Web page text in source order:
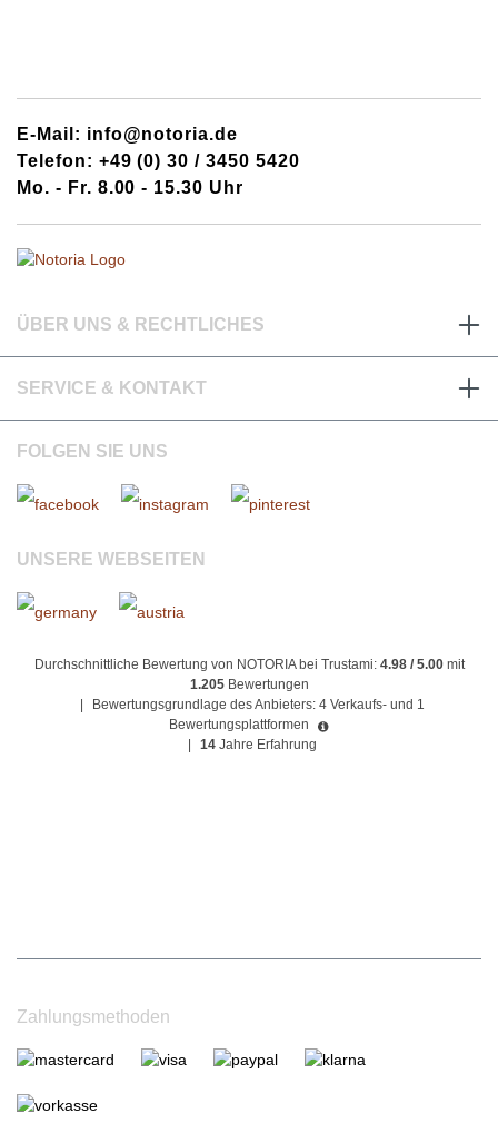
E-Mail: info@notoria.de
Telefon: +49 (0) 30 / 3450 5420
Mo. - Fr. 8.00 - 15.30 Uhr
ÜBER UNS & RECHTLICHES
SERVICE & KONTAKT
FOLGEN SIE UNS
UNSERE WEBSEITEN
Durchschnittliche Bewertung von NOTORIA bei Trustami: 4.98 / 5.00mit
1.205 Bewertungen
Bewertungsgrundlage des Anbieters: 4 Verkaufs- und 1
Bewertungsplattformen
14 Jahre Erfahrung
Zahlungsmethoden